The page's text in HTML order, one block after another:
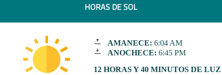
HORAS DE SOL
AMANECE: 6:04 AM
ANOCHECE: 6:45 PM
12 HORAS Y 40 MINUTOS DE LUZ